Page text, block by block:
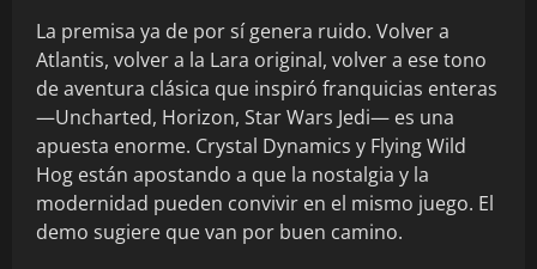
La premisa ya de por sí genera ruido. Volver a
Atlantis, volver a la Lara original, volver a ese tono
de aventura clásica que inspiró franquicias enteras
—Uncharted, Horizon, Star Wars Jedi— es una
apuesta enorme. Crystal Dynamics y Flying Wild
Hog están apostando a que la nostalgia y la
modernidad pueden convivir en el mismo juego. El
demo sugiere que van por buen camino.